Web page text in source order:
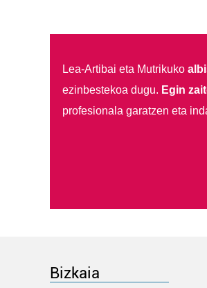
Lea-Artibai eta Mutrikuko
ezinbestekoa dugu. Egin
profesionala garatzen eta
Bizkaia